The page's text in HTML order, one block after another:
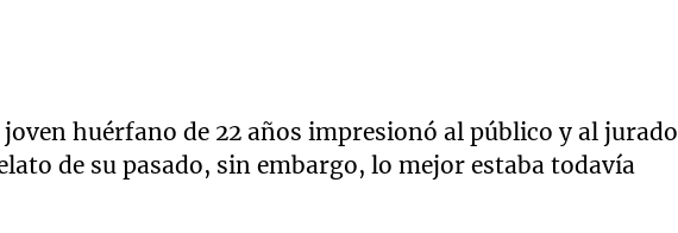
huérfano de 22 años impresionó al público y al jurado
de su pasado, sin embargo, lo mejor estaba todavía